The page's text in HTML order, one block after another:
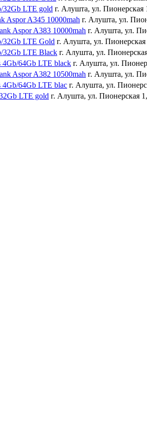
LTE gold г. Алушта, ул.
Aspor A345 10000mah г. Алушта, ул.
Aspor A383 10000mah г. Алушта, ул.
32Gb LTE Gold г. Алушта, ул.
32Gb LTE Black г. Алушта, ул.
64Gb LTE black г. Алушта, ул.
Aspor A382 10500mah г. Алушта, ул.
64Gb LTE blac г. Алушта, ул.
LTE gold г. Алушта, ул. Пионерская